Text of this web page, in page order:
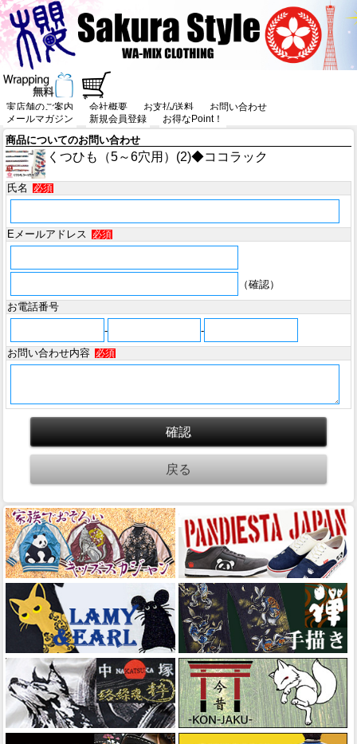
実店舗のご案内 会社概要 お支払/送料
お問い合わせ
メールマガジン
新規会員登録 お得なPoint！
商品についてのお問い合わせ
くつひも（5～6穴用）(2)◆ココラック
氏名 必須
Eメールアドレス 必須
（確認）
お電話番号
-
-
お問い合わせ内容
必須